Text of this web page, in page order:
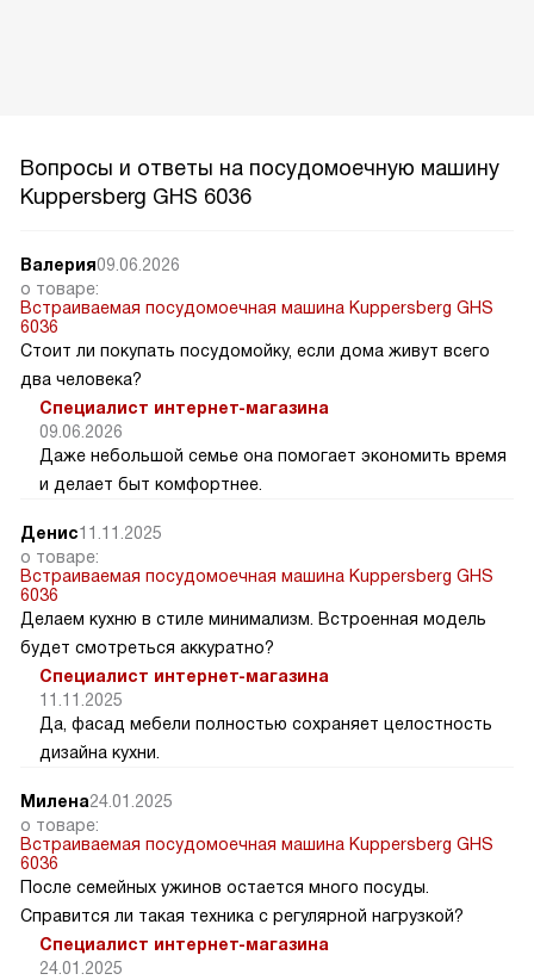
Вопросы и ответы на посудомоечную машину
Kuppersberg GHS 6036
Валерия09.06.2026
о товаре:
Встраиваемая посудомоечная машина Kuppersberg GHS
6036
Стоит ли покупать посудомойку, если дома живут всего
два человека?
Специалист интернет-магазина
09.06.2026
Даже небольшой семье она помогает экономить время
и делает быт комфортнее.
Денис11.11.2025
о товаре:
Встраиваемая посудомоечная машина Kuppersberg GHS
6036
Делаем кухню в стиле минимализм. Встроенная модель
будет смотреться аккуратно?
Специалист интернет-магазина
11.11.2025
Да, фасад мебели полностью сохраняет целостность
дизайна кухни.
Милена24.01.2025
о товаре:
Встраиваемая посудомоечная машина Kuppersberg GHS
6036
После семейных ужинов остается много посуды.
Справится ли такая техника с регулярной нагрузкой?
Специалист интернет-магазина
24.01.2025